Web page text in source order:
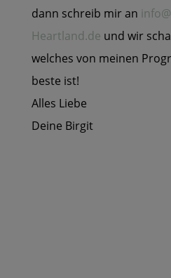
dann schreib mir an
Heartland.de und wir
welches von meinen
beste ist!
Alles Liebe
Deine Birgit